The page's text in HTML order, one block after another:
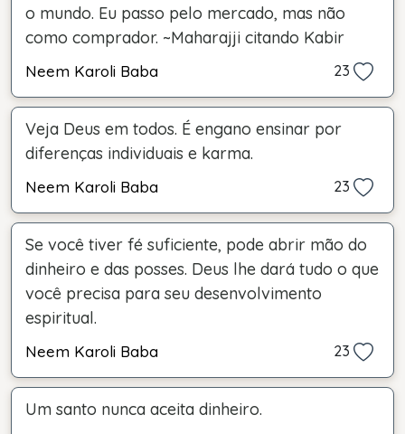
o mundo. Eu passo pelo mercado, mas não
como comprador. ~Maharajji citando Kabir
Neem Karoli Baba 23
Veja Deus em todos. É engano ensinar por
diferenças individuais e karma.
Neem Karoli Baba 23
Se você tiver fé suficiente, pode abrir mão do
dinheiro e das posses. Deus lhe dará tudo o que
você precisa para seu desenvolvimento
espiritual.
Neem Karoli Baba 23
Um santo nunca aceita dinheiro.